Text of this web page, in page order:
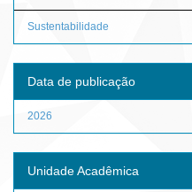
Sustentabilidade
Data de publicação
2026
Unidade Acadêmica